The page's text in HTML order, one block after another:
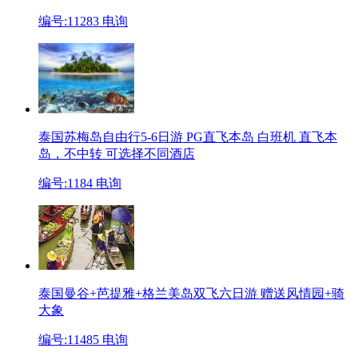
编号:11283 电询
泰国苏梅岛自由行5-6日游 PG直飞本岛 白班机 直飞本
岛，不中转 可选择不同酒店
编号:1184 电询
泰国曼谷+芭提雅+格兰美岛双飞六日游 赠送风情园+骑
大象
编号:11485 电询